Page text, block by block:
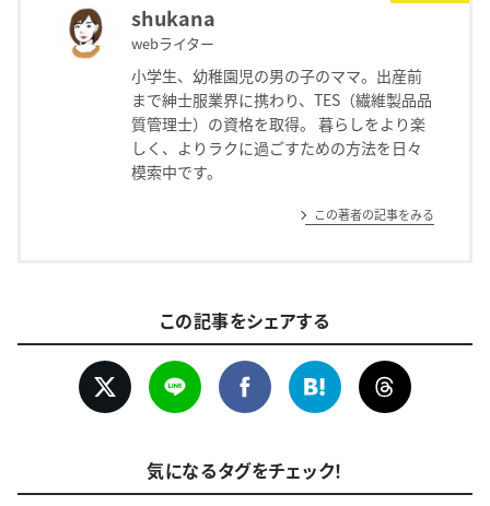
shukana
webライター
小学生、幼稚園児の男の子のママ。出産前
まで紳士服業界に携わり、TES（繊維製品品
質管理士）の資格を取得。 暮らしをより楽
しく、よりラクに過ごすための方法を日々
模索中です。
この著者の記事をみる
この記事をシェアする
気になるタグをチェック！